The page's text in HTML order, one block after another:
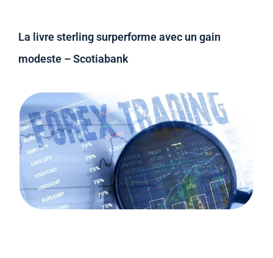
La livre sterling surperforme avec un gain
modeste – Scotiabank